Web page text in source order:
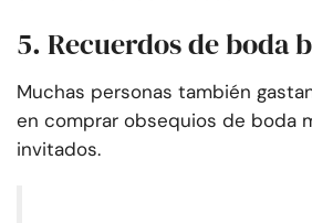
5. Recuerdos de boda
Muchas personas también
en comprar obsequios de boda
invitados.